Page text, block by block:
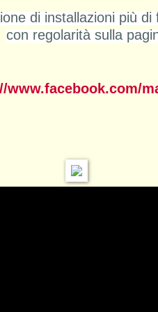
di installazioni più
con regolarità sulla
www.facebook.com/